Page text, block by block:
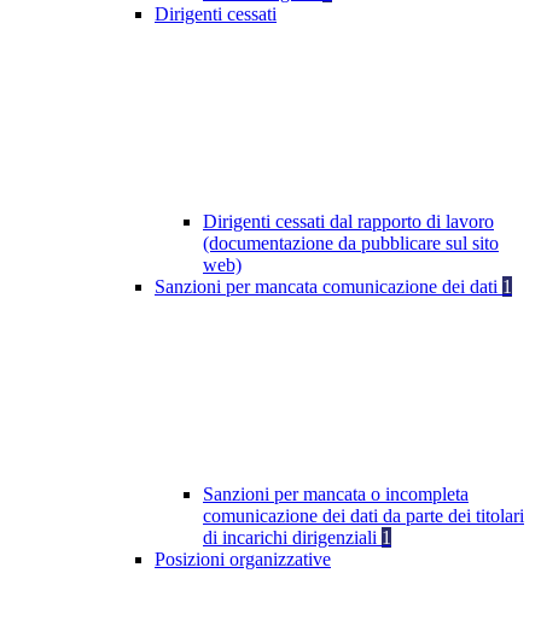
Dirigenti cessati
Dirigenti cessati dal rapporto di lavoro
(documentazione da pubblicare sul sito
web)
Sanzioni per mancata comunicazione dei dati 1
Sanzioni per mancata o incompleta
comunicazione dei dati da parte dei titolari
di incarichi dirigenziali 1
Posizioni organizzative